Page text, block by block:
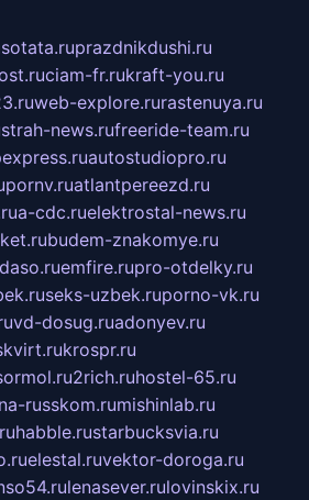
prazdnikdushi.ru
ciam-fr.rukraft-you.ru
web-explore.rurastenuya.ru
strah-news.rufreeride-team.ru
autostudiopro.ru
pornv.ruatlantpereezd.ru
a-cdc.ruelektrostal-news.ru
budem-znakomye.ru
emfire.rupro-otdelky.ru
seks-uzbek.ruporno-vk.ru
vd-dosug.ruadonyev.ru
krospr.ru
2rich.ruhostel-65.ru
russkom.rumishinlab.ru
habble.rustarbucksvia.ru
elestal.ruvektor-doroga.ru
lenasever.rulovinskix.ru